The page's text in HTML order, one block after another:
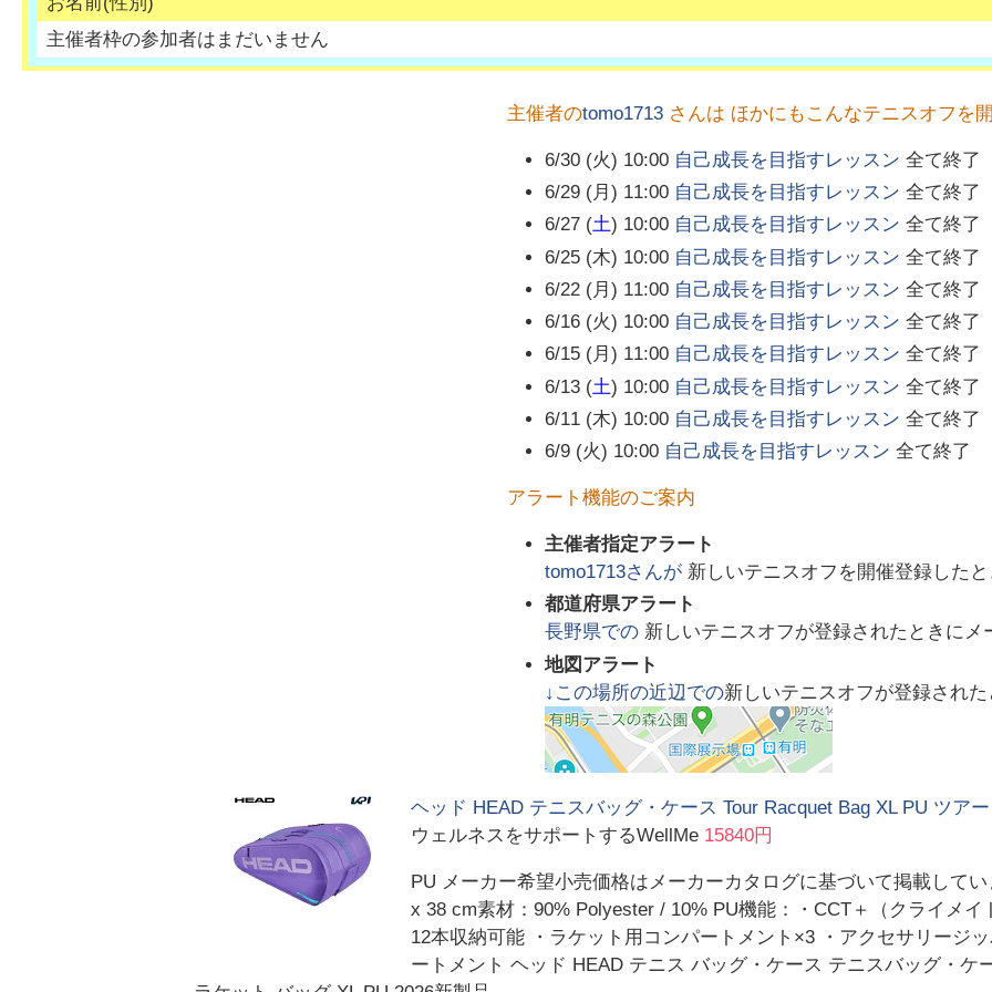
主催者枠の参加者はまだいません
主催者のtomo1713 さんは ほかにもこんなテニスオフを
6/30 (火) 10:00 自己成長を目指すレッスン 全て終了
6/29 (月) 11:00 自己成長を目指すレッスン 全て終了
6/27 (土) 10:00 自己成長を目指すレッスン 全て終了
6/25 (木) 10:00 自己成長を目指すレッスン 全て終了
6/22 (月) 11:00 自己成長を目指すレッスン 全て終了
6/16 (火) 10:00 自己成長を目指すレッスン 全て終了
6/15 (月) 11:00 自己成長を目指すレッスン 全て終了
6/13 (土) 10:00 自己成長を目指すレッスン 全て終了
6/11 (木) 10:00 自己成長を目指すレッスン 全て終了
6/9 (火) 10:00 自己成長を目指すレッスン 全て終了
アラート機能のご案内
主催者指定アラート
tomo1713さんが 新しいテニスオフを開催登録した
都道府県アラート
長野県での 新しいテニスオフが登録されたときにメ
地図アラート
↓この場所の近辺での新しいテニスオフが登録され
ヘッド HEAD テニスバッグ・ケース Tour Racquet Bag XL PU ツア
ウェルネスをサポートするWellMe 15840円
PU メーカー希望小売価格はメーカーカタログに基づいて掲載して
x 38 cm素材：90% Polyester / 10% PU機能：・CCT＋（クライメイ
12本収納可能 ・ラケット用コンパートメント×3 ・アクセサリージ
ートメント ヘッド HEAD テニス バッグ・ケース テニスバッグ・ケ